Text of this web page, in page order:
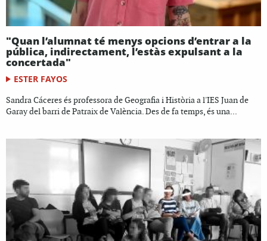
"Quan l’alumnat té menys opcions d’entrar a la
pública, indirectament, l’estàs expulsant a la
concertada"
ESTER FAYOS
Sandra Cáceres és professora de Geografia i Història a l'IES Juan de
Garay del barri de Patraix de València. Des de fa temps, és una...